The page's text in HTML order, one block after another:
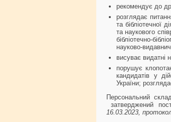
рекомендує до
розглядає
та бібліотечної
та наукового
бібліотечно-
науково-
висуває видатні
порушує
кандидатів у
України;
Персональний
затверджений
16.03.2023,